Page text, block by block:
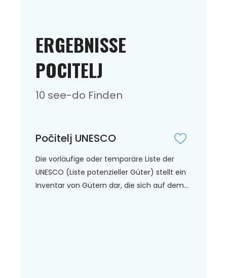
ERGEBNISSE
POCITELJ
10 see-do Finden
Počitelj UNESCO
Die vorläufige oder temporäre Liste der
UNESCO (Liste potenzieller Güter) stellt ein
Inventar von Gütern dar, die sich auf dem...